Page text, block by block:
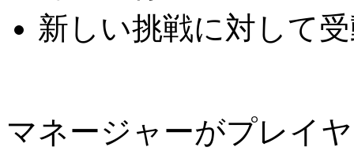
新しい挑戦に対して
マネージャーがプレイ